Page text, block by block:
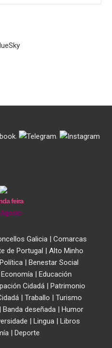
. .
feira
Galicia| Comarcas
de Portugal | Alto Minho
Política| Benestar Social
Economía | Educación
Cidadá| Patrimonio
| Traballo | Turismo
| Banda deseñada | Humor
| Lingua| Libros
| Deporte